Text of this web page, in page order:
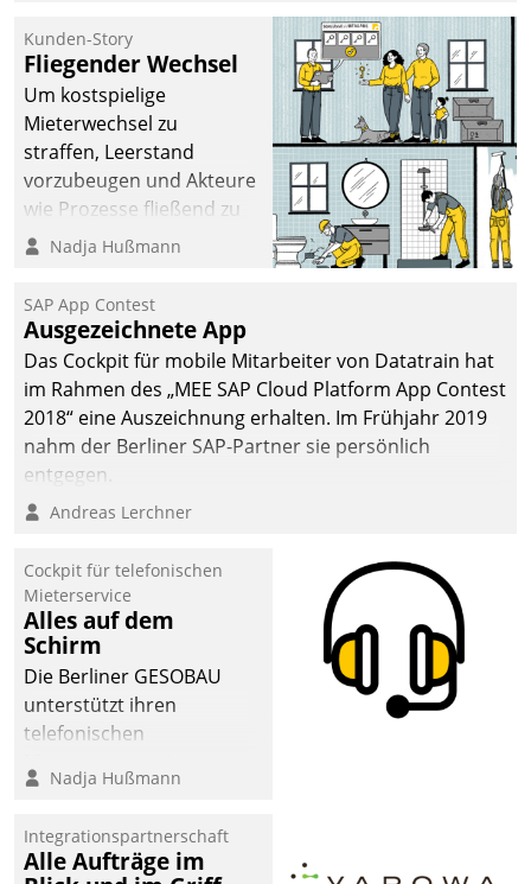
kommunale Wohnungsbauunternehmen daher
gemeinsam mit der Berliner Datatrain GmbH den
Teilprozess der Objektsanierung digitalisiert.
Kunden-Story
Fliegender Wechsel
Um kostspielige
Mieterwechsel zu
straffen, Leerstand
vorzubeugen und Akteure
wie Prozesse fließend zu
vernetzen, nutzt die
Jahresbeginn eine
Überblick, Einsicht und
Eingriff bietende Lösung.
Zur Entwicklung setzte
man auf
Cloudtechnologie,
bewährte und Startup-
agile Projektmethoden.
Nadja Hußmann
SAP App Contest
Ausgezeichnete App
Das Cockpit für mobile Mitarbeiter von Datatrain hat
im Rahmen des „MEE SAP Cloud Platform App Contest
2018“ eine Auszeichnung erhalten. Im Frühjahr 2019
nahm der Berliner SAP-Partner sie persönlich
entgegen.
Andreas Lerchner
Cockpit für telefonischen
Mieterservice
Alles auf dem
Schirm
Die Berliner GESOBAU
unterstützt ihren
telefonischen
digitalen Cockpit, das
passende Fragen und
Schlagworte auswirft.
Nadja Hußmann
Integrationspartnerschaft
Alle Aufträge im